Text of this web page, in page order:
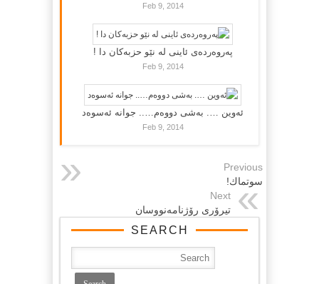
Feb 9, 2014
پەروەردەی ئاینی لە نێو حزبەکان دا !
Feb 9, 2014
ئەوین …. بەشی دووەم….. جوانە ئەسوەد
Feb 9, 2014
Previous
سوتماك!
Next
تیرۆری رۆژنامه‌نووسان
SEARCH